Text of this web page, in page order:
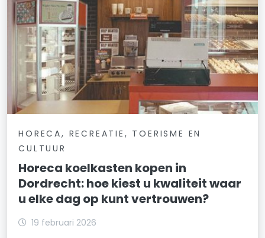
HORECA, RECREATIE, TOERISME EN
CULTUUR
Horeca koelkasten kopen in
Dordrecht: hoe kiest u kwaliteit waar
u elke dag op kunt vertrouwen?
19 februari 2026